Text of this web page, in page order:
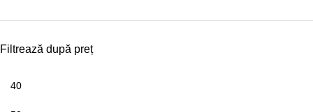
Filtrează după preț